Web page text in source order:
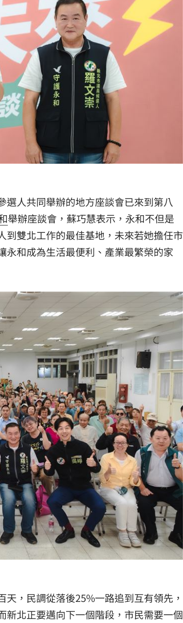
選人共同舉辦的地方座談會已來到第八
舉辦座談會，蘇巧慧表示，永和不但是
到雙北工作的最佳基地，未來若她擔任市
永和成為生活最便利、產業最繁榮的家
，民調從落後25%一路追到互有領先，
新北正要邁向下一個階段，市民需要一個